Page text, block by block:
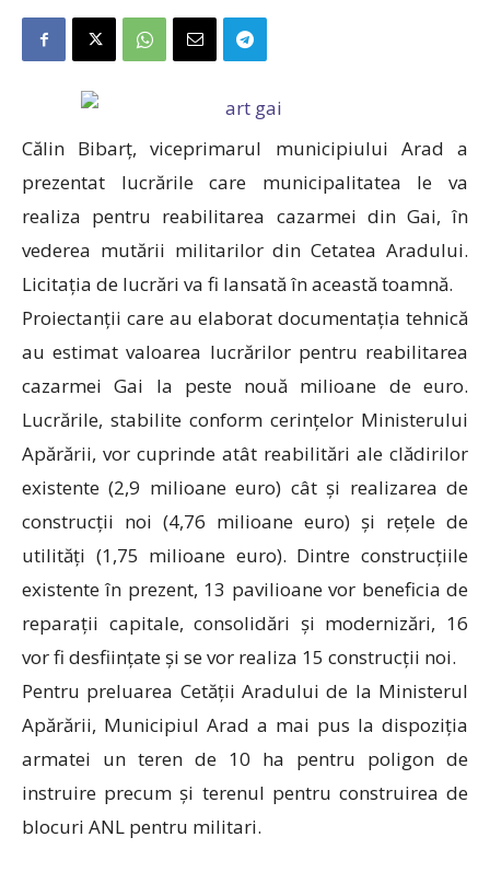
Călin Bibarț, viceprimarul municipiului Arad a
prezentat lucrările care municipalitatea le va
realiza pentru reabilitarea cazarmei din Gai, în
vederea mutării militarilor din Cetatea Aradului.
Licitația de lucrări va fi lansată în această toamnă.
Proiectanții care au elaborat documentația tehnică
au estimat valoarea lucrărilor pentru reabilitarea
cazarmei Gai la peste nouă milioane de euro.
Lucrările, stabilite conform cerințelor Ministerului
Apărării, vor cuprinde atât reabilitări ale clădirilor
existente (2,9 milioane euro) cât și realizarea de
construcții noi (4,76 milioane euro) și rețele de
utilități (1,75 milioane euro). Dintre construcțiile
existente în prezent, 13 pavilioane vor beneficia de
reparații capitale, consolidări și modernizări, 16
vor fi desființate și se vor realiza 15 construcții noi.
Pentru preluarea Cetății Aradului de la Ministerul
Apărării, Municipiul Arad a mai pus la dispoziția
armatei un teren de 10 ha pentru poligon de
instruire precum și terenul pentru construirea de
blocuri ANL pentru militari.